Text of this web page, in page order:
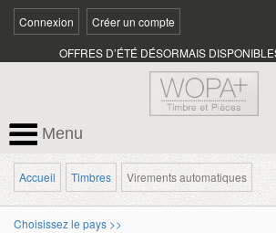
Connexion Créer un compte
OFFRES D’ÉTÉ DÉSORMAIS
Menu
Accueil Timbres Virements automatiques
Choisissez le pays >>